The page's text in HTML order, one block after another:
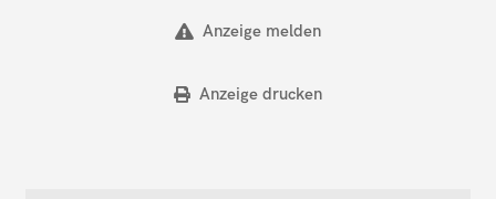
Anzeige melden
Anzeige drucken